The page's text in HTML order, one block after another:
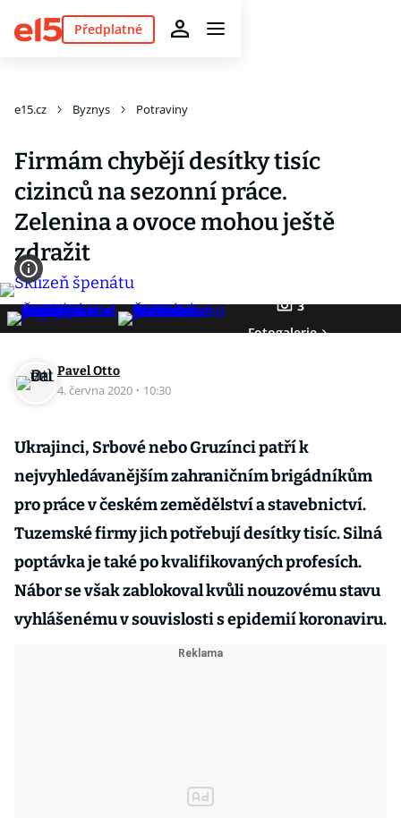
Předplatné
e15.cz Byznys Potraviny
Firmám chybějí desítky tisíc
cizinců na sezonní práce.
Zelenina a ovoce mohou ještě
zdražit
3
Fotogalerie
Pavel Otto
4. června 2020 · 10:30
Ukrajinci, Srbové nebo Gruzínci patří k
nejvyhledávanějším zahraničním brigádníkům
pro práce v českém zemědělství a stavebnictví.
Tuzemské firmy jich potřebují desítky tisíc. Silná
poptávka je také po kvalifikovaných profesích.
Nábor se však zablokoval kvůli nouzovému stavu
vyhlášenému v souvislosti s epidemií koronaviru.